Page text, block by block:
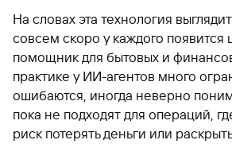
На словах эта технология
совсем скоро у каждого появится
помощник для бытовых и
практике у ИИ-агентов много
ошибаются, иногда неверно
пока не подходят для операций,
риск потерять деньги или